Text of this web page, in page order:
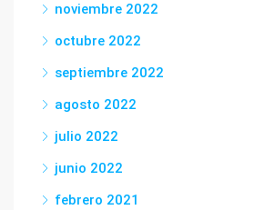
noviembre 2022
octubre 2022
septiembre 2022
agosto 2022
julio 2022
junio 2022
febrero 2021